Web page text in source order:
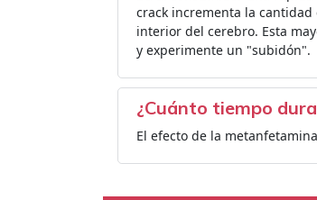
crack incrementa la
interior del cerebro. Esta
y experimente un "subidón".
¿Cuánto tiempo
El efecto de la